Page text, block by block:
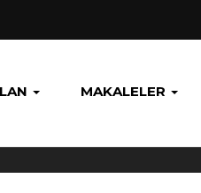
MAKALELER